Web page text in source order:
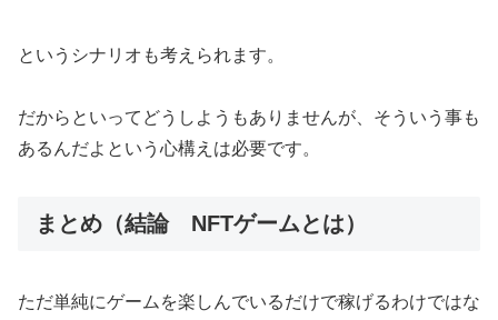
というシナリオも考えられます。
だからといってどうしようもありませんが、そういう事も
あるんだよという心構えは必要です。
まとめ（結論 NFTゲームとは）
ただ単純にゲームを楽しんでいるだけで稼げるわけではな